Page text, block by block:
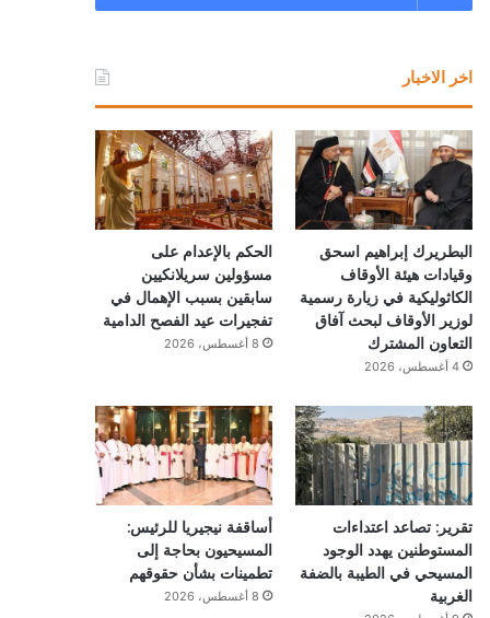
اخر الاخبار
البطريرك إبراهيم اسحق
وقيادات هيئة الأوقاف
الكاثوليكية في زيارة رسمية
لوزير الأوقاف لبحث آفاق
التعاون المشترك
4 أغسطس، 2026
الحكم بالإعدام على
مسؤولين سريلانكيين
سابقين بسبب الإهمال في
تفجيرات عيد الفصح الدامية
8 أغسطس، 2026
تقرير: تصاعد اعتداءات
المستوطنين يهدد الوجود
المسيحي في الطيبة بالضفة
الغربية
أساقفة نيجيريا للرئيس:
المسيحيون بحاجة إلى
تطمينات بشأن حقوقهم
8 أغسطس، 2026